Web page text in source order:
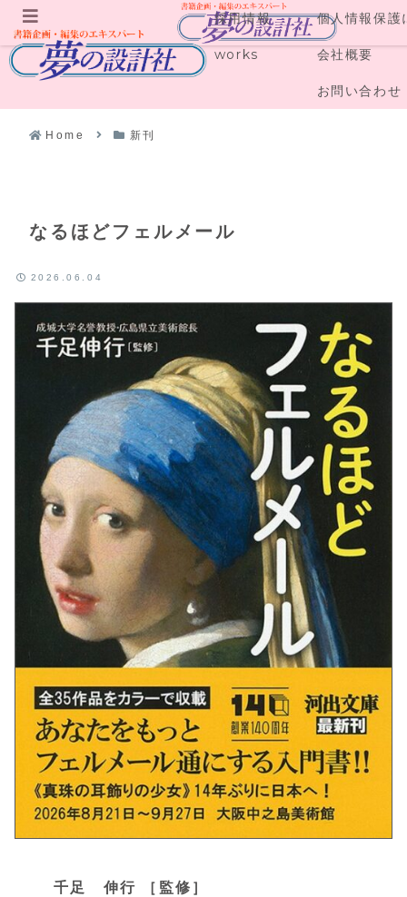
採用情報 個人情報保護
works 会社概要
お問い合わせ
Home 新刊
なるほどフェルメール
2026.06.04
千足 伸行 ［監修］
メニュー